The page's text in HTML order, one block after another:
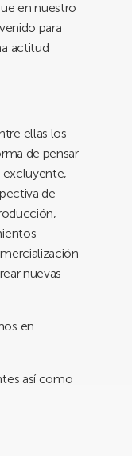
en nuestro
para
actitud
ellas los
de pensar
excluyente,
de
nuevas
en
así como